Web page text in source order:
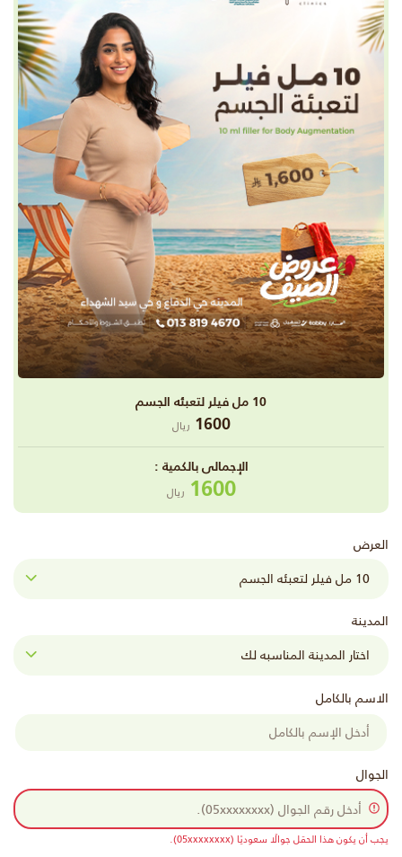
العرض
المدينة
الاسم بالكامل
الجوال
يجب أن يكون هذا الحقل جوالًا سعوديًا (05xxxxxxxx).
10 مل فيلر لتعبئه الجسم
1600 ريال
اﻹجمالى بالكمية :
1600 ريال